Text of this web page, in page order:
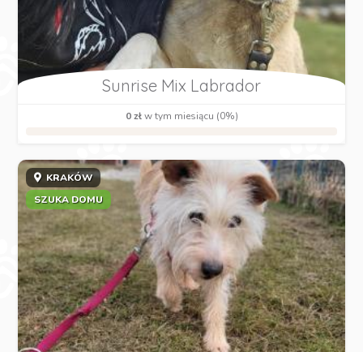
Sunrise Mix Labrador
0 złw tym miesiącu (0%)
KRAKÓW
SZUKA DOMU